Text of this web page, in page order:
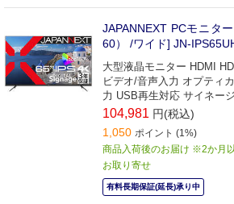
JAPANNEXT PCモニタ
60） /ワイド] JN-
大型液晶モニター HDMI
ビデオ/音声入力 オプティ
力 USB再生対応 サイネージ
104,981 円(税込)
1,050 ポイント (1%)
商品入荷後のお届け ※2か月
お取り寄せ
有料長期保証(延長)承り中